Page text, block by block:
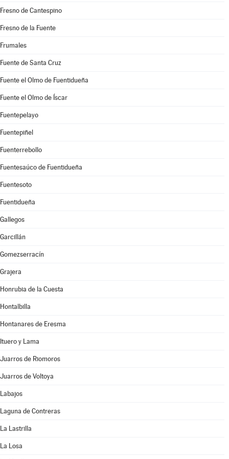
Fresno de Cantespino
Fresno de la Fuente
Frumales
Fuente de Santa Cruz
Fuente el Olmo de Fuentidueña
Fuente el Olmo de Íscar
Fuentepelayo
Fuentepiñel
Fuenterrebollo
Fuentesaúco de Fuentidueña
Fuentesoto
Fuentidueña
Gallegos
Garcillán
Gomezserracín
Grajera
Honrubia de la Cuesta
Hontalbilla
Hontanares de Eresma
Ituero y Lama
Juarros de Riomoros
Juarros de Voltoya
Labajos
Laguna de Contreras
La Lastrilla
La Losa